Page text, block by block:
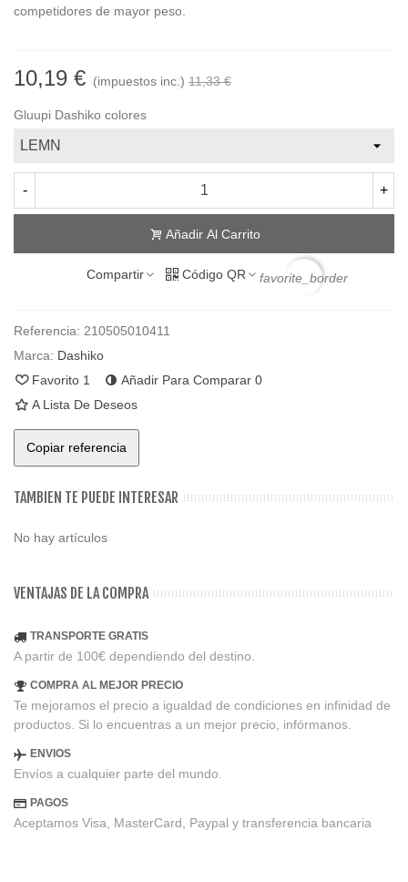
competidores de mayor peso.
10,19 € (impuestos inc.) 11,33 €
Gluupi Dashiko colores
- +
Añadir Al Carrito
Compartir Código QR favorite_border
Referencia: 210505010411
Marca: Dashiko
Favorito 1 Añadir Para Comparar 0
A Lista De Deseos
Copiar referencia
TAMBIEN TE PUEDE INTERESAR
No hay artículos
VENTAJAS DE LA COMPRA
TRANSPORTE GRATIS
A partir de 100€ dependiendo del destino.
COMPRA AL MEJOR PRECIO
Te mejoramos el precio a igualdad de condiciones en infinidad de
productos. Si lo encuentras a un mejor precio, infórmanos.
ENVIOS
Envíos a cualquier parte del mundo.
PAGOS
Aceptamos Visa, MasterCard, Paypal y transferencia bancaria